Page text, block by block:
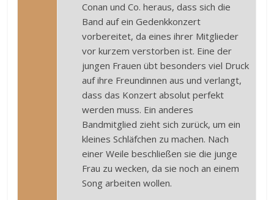
Conan und Co. heraus, dass sich die
Band auf ein Gedenkkonzert
vorbereitet, da eines ihrer Mitglieder
vor kurzem verstorben ist. Eine der
jungen Frauen übt besonders viel Druck
auf ihre Freundinnen aus und verlangt,
dass das Konzert absolut perfekt
werden muss. Ein anderes
Bandmitglied zieht sich zurück, um ein
kleines Schläfchen zu machen. Nach
einer Weile beschließen sie die junge
Frau zu wecken, da sie noch an einem
Song arbeiten wollen.